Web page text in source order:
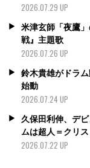
2026.07.29 UP
米津玄師「夜鷹
戦』主題歌
2026.07.26 UP
鈴木貴雄がドラ
始動
2026.07.24 UP
久保田利伸、デ
ムは超人＝クリ
2026.07.22 UP